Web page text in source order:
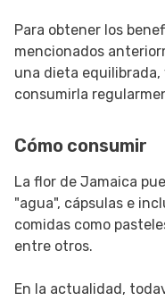
Para obtener los
mencionados
una dieta equilibrada,
consumirla
Cómo consumir
La flor de Jamaica
"agua", cápsulas e
comidas como
entre otros.
En la actualidad,